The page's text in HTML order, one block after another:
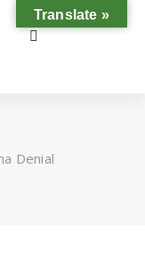
Denial
Translate »